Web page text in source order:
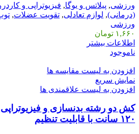
ورزشی, پیلاتس و یوگا, فیزیوتراپی و
(درمانی), لوازم تعادلی, تقویت عضلات,
ورزشی
۱,۶۶۰ تومان
اطلاعات بیشتر
ناموجود
افزودن به لیست مقایسه ها
نمایش سریع
افزودن به لیست علاقمندی ها
۱۲۰ سانت با قابلیت تنظیم